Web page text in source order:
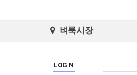
벼룩시장
LOGIN